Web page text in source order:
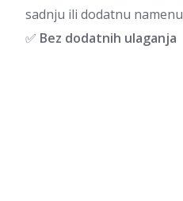
sadnju ili dodatnu namenu
✅ Bez dodatnih ulaganja